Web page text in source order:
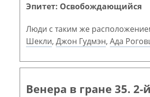
Эпитет: Освобождающийся
Люди с таким же
Шекли, Джон Гудмэн, Ада
Венера в гране 35. 2-